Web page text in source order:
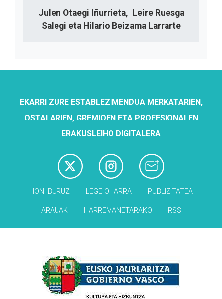
Julen Otaegi Iñurrieta, Leire Ruesga
Salegi eta Hilario Beizama Larrarte
EKARRI ZURE ESTABLEZIMENDUA MERKATARIEN,
OSTALARIEN, GREMIOEN ETA PROFESIONALEN
ERAKUSLEIHO DIGITALERA
HONI BURUZ LEGE OHARRA PUBLIZITATEA
ARAUAK HARREMANETARAKO RSS